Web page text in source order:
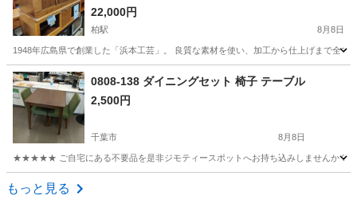
22,000円
柏駅 8月8日
1948年広島県で創業した「浜本工芸」。 良質な素材を使い、加工から仕上げまで全
千葉 柏市 収納家具 工芸
0808-138 ダイニングセット 椅子 テーブル
2,500円
千葉市 8月8日
★★★★★ ご自宅にある不要品を是非ジモティースポットへお持ち込みしませんか？
千葉 千葉市
もっと見る